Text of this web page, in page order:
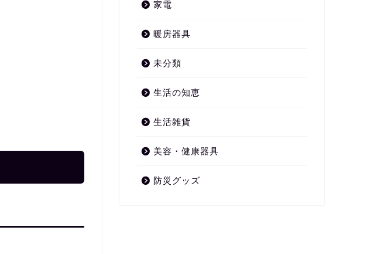
家電
暖房器具
未分類
生活の知恵
生活雑貨
美容・健康器具
防災グッズ